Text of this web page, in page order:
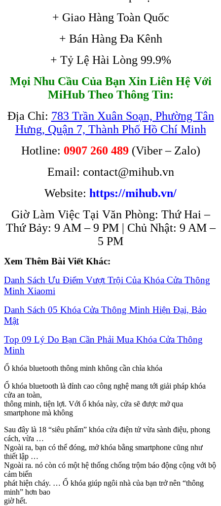
+ Giao Hàng Toàn Quốc
+ Bán Hàng Đa Kênh
+ Tỷ Lệ Hài Lòng 99.9%
Mọi Nhu Cầu Của Bạn Xin Liên Hệ Với
MiHub Theo Thông Tin:
Địa Chỉ: 783 Trần Xuân Soạn, Phường Tân
Hưng, Quận 7, Thành Phố Hồ Chí Minh
Hotline: 0907 260 489(Viber – Zalo)
Email: contact@mihub.vn
Website: https://mihub.vn/
Giờ Làm Việc Tại Văn Phòng: Thứ Hai –
Thứ Bảy: 9 AM – 9 PM | Chủ Nhật: 9 AM –
5 PM
Xem Thêm Bài Viết Khác:
Danh Sách Ưu Điểm Vượt Trội Của Khóa Cửa Thông
Minh Xiaomi
Danh Sách 05 Khóa Cửa Thông Minh Hiện Đại, Bảo
Mật
Top 09 Lý Do Bạn Cần Phải Mua Khóa Cửa Thông
Minh
Ổ khóa bluetooth thông minh không cần chìa khóa
Ổ khóa bluetooth là đỉnh cao công nghệ mang tới giải pháp khóa
cửa an toàn,
thông minh, tiện lợi. Với ổ khóa này, cửa sẽ được mở qua
smartphone mà không
Sau đây là 18 “siêu phẩm” khóa cửa điện tử vừa sành điệu, phong
cách, vừa …
Ngoài ra, bạn có thể đóng, mở khóa bằng smartphone cũng như
thiết lập …
Ngoài ra. nó còn có một hệ thống chống trộm báo động cộng với bộ
cảm biến
phát hiện cháy. … Ổ khóa giúp ngôi nhà của bạn trở nên “thông
minh” hơn bao
giờ hết.